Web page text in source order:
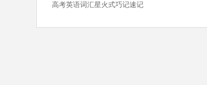
高考英语词汇星火式巧记速记